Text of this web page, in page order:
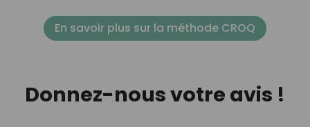
En savoir plus sur la méthode CROQ
Donnez-nous votre avis !